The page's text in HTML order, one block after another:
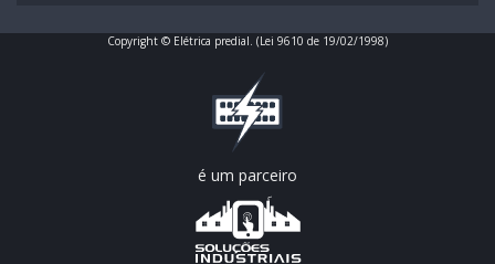
INSTALAÇÃO DE QUADRO DE DISTRIBUIÇÃO TRIFÁSICO
MONTAGEM DE QUADRO DE COMANDO
MONTAGEM DE QUADRO ELÉTRICO BAHIA
EMPRESA DE MONTAGEM DE QUADROS ELÉTRICOS
Copyright © Elétrica predial. (Lei 9610 de 19/02/1998)
é um parceiro